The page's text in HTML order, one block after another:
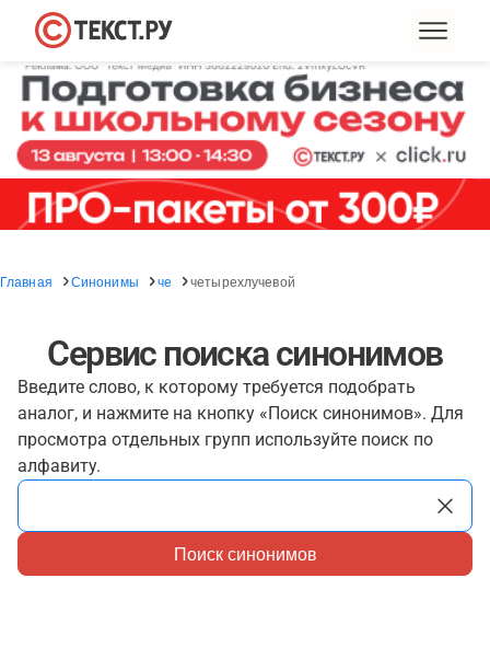
Главная Синонимы че четырехлучевой
Сервис поиска синонимов
Введите слово, к которому требуется подобрать
аналог, и нажмите на кнопку «Поиск синонимов». Для
просмотра отдельных групп используйте поиск по
алфавиту.
Поиск синонимов